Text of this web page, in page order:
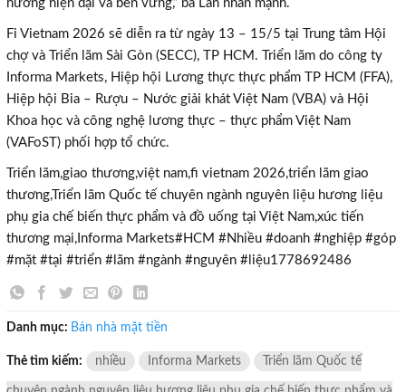
×
hướng hiện đại và bền vững,” bà Lan nhấn mạnh.
Fi Vietnam 2026 sẽ diễn ra từ ngày 13 – 15/5 tại Trung tâm Hội
chợ và Triển lãm Sài Gòn (SECC), TP HCM. Triển lãm do công ty
Informa Markets, Hiệp hội Lương thực thực phẩm TP HCM (FFA),
Hiệp hội Bia – Rượu – Nước giải khát Việt Nam (VBA) và Hội
Khoa học và công nghệ lương thực – thực phẩm Việt Nam
(VAFoST) phối hợp tổ chức.
Triển lãm,giao thương,việt nam,fi vietnam 2026,triển lãm giao
thương,Triển lãm Quốc tế chuyên ngành nguyên liệu hương liệu
phụ gia chế biến thực phẩm và đồ uống tại Việt Nam,xúc tiến
thương mại,Informa Markets#HCM #Nhiều #doanh #nghiệp #góp
#mặt #tại #triển #lãm #ngành #nguyên #liệu1778692486
Danh mục: Bán nhà mặt tiền
Thẻ tìm kiếm: nhiều Informa Markets Triển lãm Quốc tế